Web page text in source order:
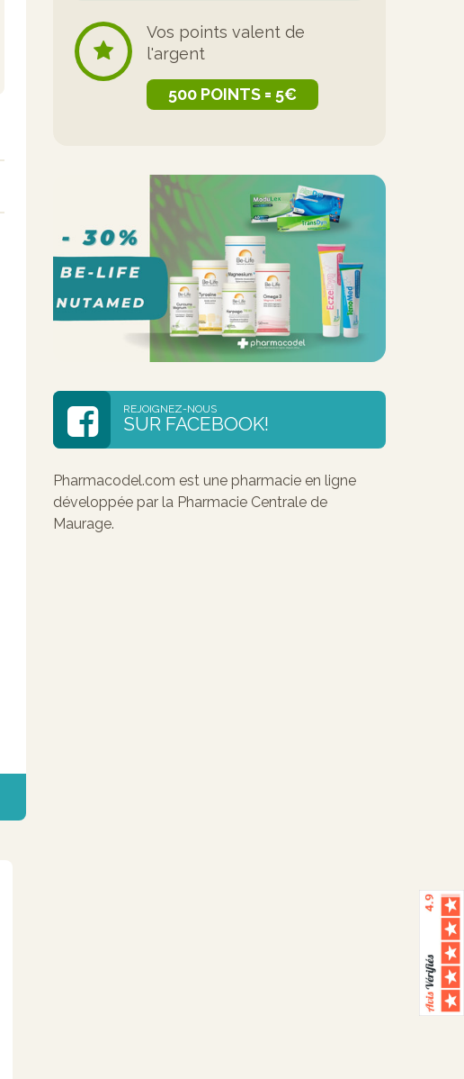
Vos points valent de
l'argent
500 POINTS = 5€
REJOIGNEZ-NOUS
SUR FACEBOOK!
Pharmacodel.com est une pharmacie en ligne
développée par la Pharmacie Centrale de
Maurage.